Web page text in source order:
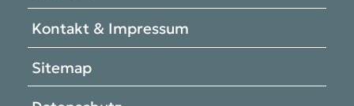
Kontakt & Impressum
Sitemap